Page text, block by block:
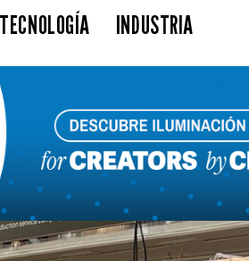
TECNOLOGÍA INDUSTRIA